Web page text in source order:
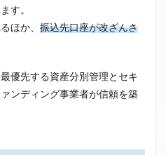
す。
ほか、 振込先口座が改ざんさ
優先する資産分別管理とセキ
ンディング事業者が信頼を築